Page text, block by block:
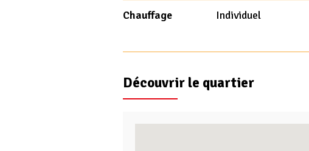
Chauffage Individuel
Découvrir le quartier